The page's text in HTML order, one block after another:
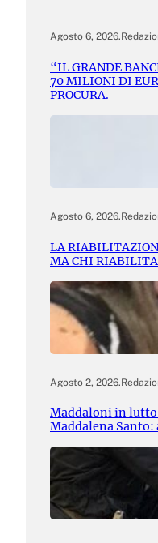
Agosto 6, 2026.
“IL GRANDE
70 MILIONI DI
PROCURA.
Agosto 6, 2026.
LA
MA CHI
Agosto 2, 2026.
Maddaloni in lutto
Maddalena Santo: